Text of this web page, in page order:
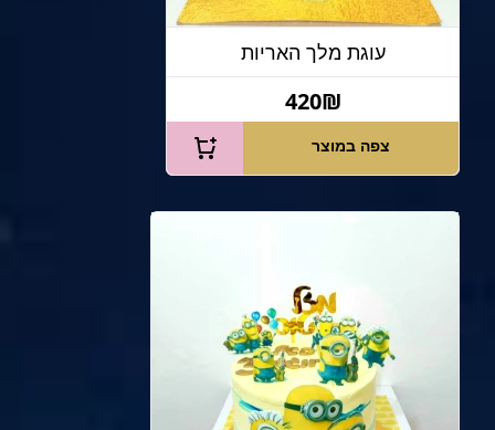
עוגת מלך האריות
420₪
צפה במוצר